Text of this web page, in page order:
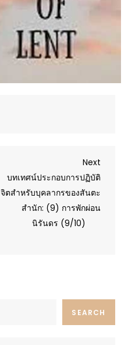
Next
Post
Next
บทเทศน์ประกอบการปฏิบัติ
จิตสำหรับบุคลากรของสันตะ
สำนัก: (9) การพักผ่อน
นิรันดร (9/10)
SEARCH